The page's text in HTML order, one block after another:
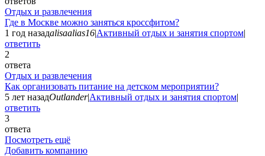
Отдых и развлечения
Где в Москве можно заняться кроссфитом?
1 год назадalisaalias16|Активный отдых и занятия спортом|
ответить
2
ответа
Отдых и развлечения
Как организовать питание на детском мероприятии?
5 лет назадOutlander|Активный отдых и занятия спортом|
ответить
3
ответа
Посмотреть ещё
Добавить компанию